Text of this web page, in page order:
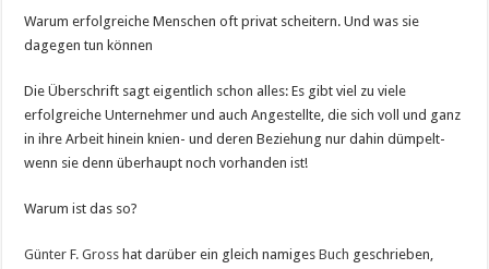
Warum erfolgreiche Menschen oft privat scheitern. Und was sie
dagegen tun können
Die Überschrift sagt eigentlich schon alles: Es gibt viel zu viele
erfolgreiche Unternehmer und auch Angestellte, die sich voll und ganz
in ihre Arbeit hinein knien- und deren Beziehung nur dahin dümpelt-
wenn sie denn überhaupt noch vorhanden ist!
Warum ist das so?
Günter F. Gross hat darüber ein gleich namigesBuch geschrieben,